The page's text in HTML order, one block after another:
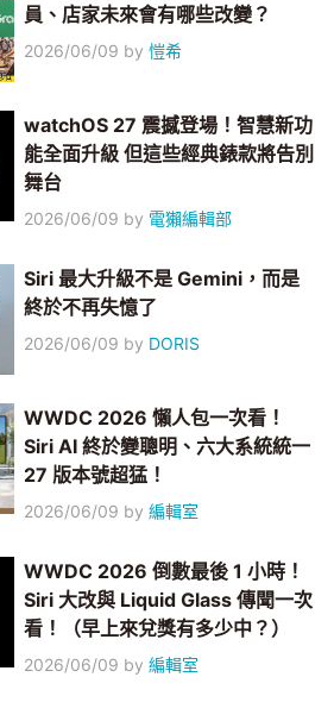
員、店家未來會有哪些改變？
2026/06/09 by愷希
watchOS 27 震撼登場！智慧新功
能全面升級 但這些經典錶款將告別
舞台
2026/06/09 by 電獺編輯部
Siri 最大升級不是 Gemini，而是
終於不再失憶了
2026/06/09 by DORIS
WWDC 2026 懶人包一次看！
Siri AI 終於變聰明、六大系統統一
27 版本號超猛！
2026/06/09 by編輯室
WWDC 2026 倒數最後 1 小時！
Siri 大改與 Liquid Glass 傳聞一次
看！（早上來兌獎有多少中？）
2026/06/09 by編輯室